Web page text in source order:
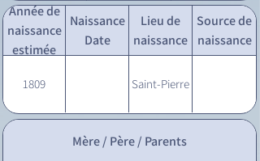
Année de
naissance
estimée
Naissance
Date
Lieu de
naissance
Source de
naissance
1809 Saint-Pierre
Mère / Père / Parents